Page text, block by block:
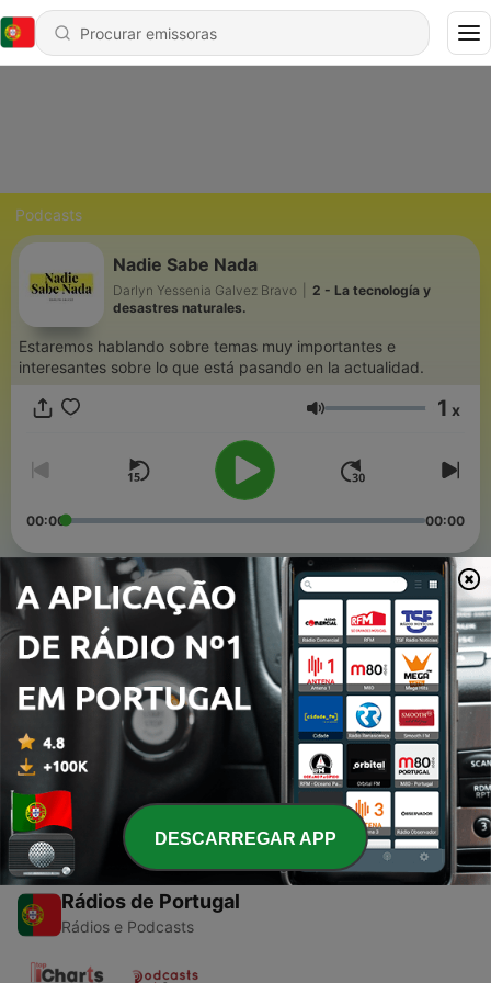
Podcasts
Nadie Sabe Nada
Darlyn Yessenia Galvez Bravo
2 - La tecnología y
desastres naturales.
Estaremos hablando sobre temas muy importantes e
interesantes sobre lo que está pasando en la actualidad.
Volume 1 x
00:00 00:00
Episódios
2 - La tecnología y desastres naturales.
13 abr. 2021
La educación en tiempos de pandemia.
25 mar. 2021
Rádios de Portugal
Rádios e Podcasts
DESCARREGAR APP